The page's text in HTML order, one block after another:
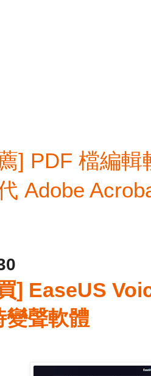
] PDF 檔編
Adobe
] EaseUS
變聲軟體